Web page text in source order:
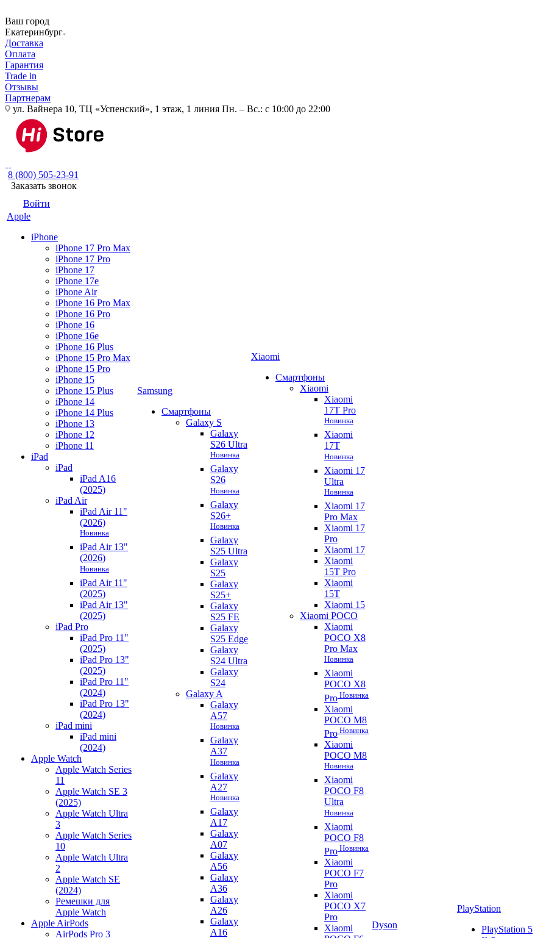
Ваш город
Екатеринбург
Доставка
Оплата
Гарантия
Trade in
Отзывы
Партнерам
ул. Вайнера 10, ТЦ «Успенский», 1 этаж, 1 линия Пн. – Вс.: с 10:00 до 22:00
8 (800) 505-23-91
Заказать звонок
Войти
Apple
iPhone
iPhone 17 Pro Max
iPhone 17 Pro
iPhone 17
iPhone 17e
iPhone Air
iPhone 16 Pro Max
iPhone 16 Pro
iPhone 16
iPhone 16e
iPhone 16 Plus
iPhone 15 Pro Max
iPhone 15 Pro
iPhone 15
iPhone 15 Plus
iPhone 14
iPhone 14 Plus
iPhone 13
iPhone 12
iPhone 11
iPad
iPad
iPad A16
(2025)
iPad Air
iPad Air 11"
(2026)
Новинка
iPad Air 13"
(2026)
Новинка
iPad Air 11"
(2025)
iPad Air 13"
(2025)
iPad Pro
iPad Pro 11"
(2025)
iPad Pro 13"
(2025)
iPad Pro 11"
(2024)
iPad Pro 13"
(2024)
iPad mini
iPad mini
(2024)
Apple Watch
Apple Watch Series
11
Apple Watch SE 3
(2025)
Apple Watch Ultra
3
Apple Watch Series
10
Apple Watch Ultra
2
Apple Watch SE
(2024)
Ремешки для
Apple Watch
Apple AirPods
AirPods Pro 3
Samsung
Смартфоны
Galaxy S
Galaxy
S26 Ultra
Новинка
Galaxy
S26
Новинка
Galaxy
S26+
Новинка
Galaxy
S25 Ultra
Galaxy
S25
Galaxy
S25+
Galaxy
S25 FE
Galaxy
S25 Edge
Galaxy
S24 Ultra
Galaxy
S24
Galaxy A
Galaxy
A57
Новинка
Galaxy
A37
Новинка
Galaxy
A27
Новинка
Galaxy
A17
Galaxy
A07
Galaxy
A56
Galaxy
A36
Galaxy
A26
Galaxy
A16
Xiaomi
Смартфоны
Xiaomi
Xiaomi
17T Pro
Новинка
Xiaomi
17T
Новинка
Xiaomi 17
Ultra
Новинка
Xiaomi 17
Pro Max
Xiaomi 17
Pro
Xiaomi 17
Xiaomi
15T Pro
Xiaomi
15T
Xiaomi 15
Xiaomi POCO
Xiaomi
POCO X8
Pro Max
Новинка
Xiaomi
POCO X8
Pro Новинка
Xiaomi
POCO M8
Pro Новинка
Xiaomi
POCO M8
Новинка
Xiaomi
POCO F8
Ultra
Новинка
Xiaomi
POCO F8
Pro Новинка
Xiaomi
POCO F7
Pro
Xiaomi
POCO X7
Pro
Xiaomi
Dyson
PlayStation
PlayStation 5